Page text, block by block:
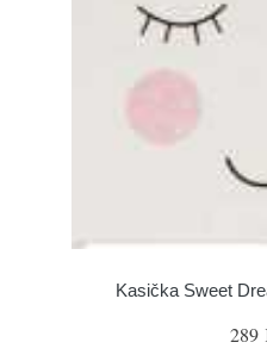
Kasička Sweet
289